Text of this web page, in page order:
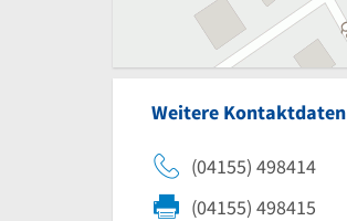
Weitere Kontaktdaten
(04155) 498414
(04155) 498415